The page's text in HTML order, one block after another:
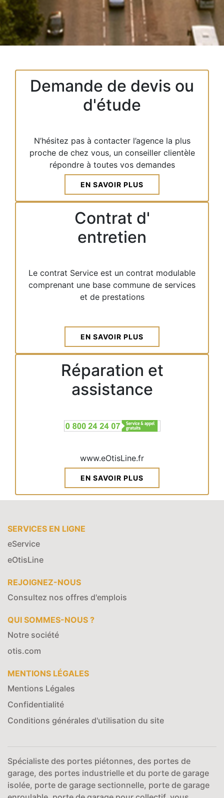
Demande de devis ou
d'étude
N’hésitez pas à contacter l’agence la plus
proche de chez vous, un conseiller clientèle
répondre à toutes vos demandes
EN SAVOIR PLUS
Contrat d'
entretien
Le contrat Service est un contrat modulable
comprenant une base commune de services
et de prestations
EN SAVOIR PLUS
Réparation et
assistance
www.eOtisLine.fr
EN SAVOIR PLUS
SERVICES EN LIGNE
eService
eOtisLine
REJOIGNEZ-NOUS
Consultez nos offres d'emplois
QUI SOMMES-NOUS ?
Notre société
otis.com
MENTIONS LÉGALES
Mentions Légales
Confidentialité
Conditions générales d'utilisation du site
Spécialiste des portes piétonnes, des portes de
garage, des portes industrielle et du porte de garage
isolée, porte de garage sectionnelle, porte de garage